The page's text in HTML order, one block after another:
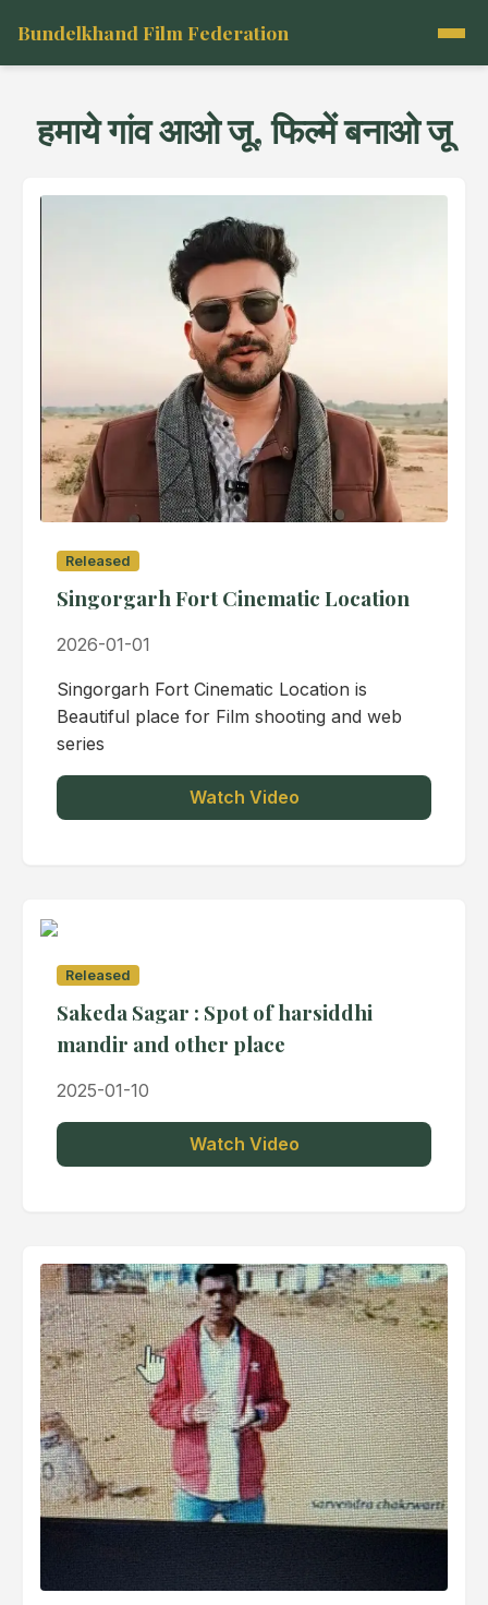
Bundelkhand Film Federation
हमाये गांव आओ जू, फिल्में बनाओ जू
Released
Singorgarh Fort Cinematic Location
2026-01-01
Singorgarh Fort Cinematic Location is
Beautiful place for Film shooting and web
series
Watch Video
Released
Sakeda Sagar : Spot of harsiddhi
mandir and other place
2025-01-10
Watch Video